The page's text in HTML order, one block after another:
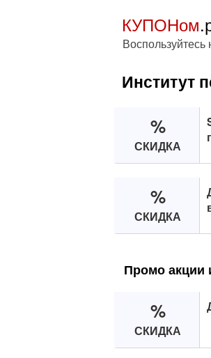
КУПОНом
Институт
%
СКИДКА
%
СКИДКА
Промо акции
%
СКИДКА